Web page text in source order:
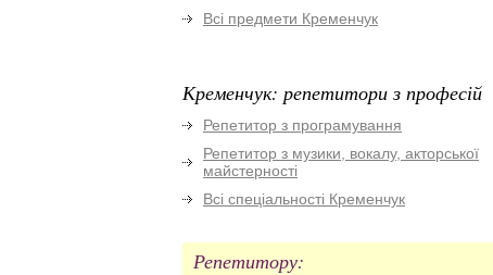
Всі предмети Кременчук
Кременчук: репетитори з професій
Репетитор з програмування
Репетитор з музики, вокалу, акторської
майстерності
Всі спеціальності Кременчук
Репетитору: